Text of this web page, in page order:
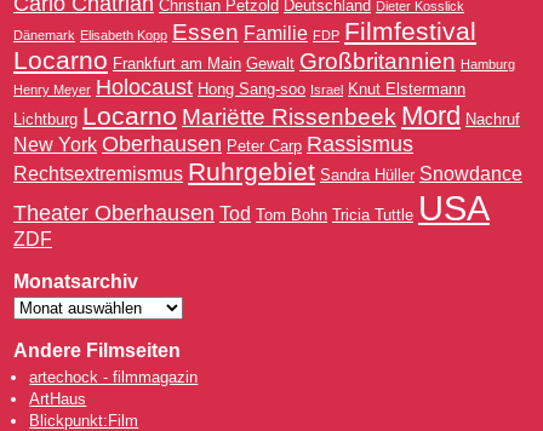
Christian Petzold Deutschland Dieter Kosslick
Dänemark Elisabeth Kopp Essen Familie FDP Filmfestival
Locarno Frankfurt am Main Gewalt Großbritannien Hamburg
Henry Meyer Holocaust Hong Sang-soo Israel Knut Elstermann
Lichtburg Locarno Mariëtte Rissenbeek Mord Nachruf
New York Oberhausen Peter Carp Rassismus
Rechtsextremismus Ruhrgebiet Sandra Hüller Snowdance
Theater Oberhausen Tod Tom Bohn Tricia Tuttle USA
ZDF
Monatsarchiv
Andere Filmseiten
artechock - filmmagazin
ArtHaus
Blickpunkt:Film